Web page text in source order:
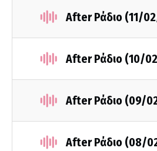
After Ράδιο (11/
After Ράδιο (10/
After Ράδιο (09/
After Ράδιο (08/